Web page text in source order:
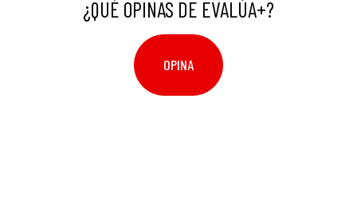
¿QUÉ OPINAS DE EVALÚA+?
OPINA